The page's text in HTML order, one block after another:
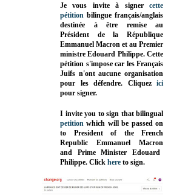
Je vous invite à signer cette
pétition bilingue français/anglais
destinée à être remise au
Président de la République
Emmanuel Macron et au Premier
ministre Edouard Philippe. Cette
pétition s'impose car les Français
Juifs n'ont aucune organisation
pour les défendre. Cliquez
ici
pour signer.
I invite you to sign that bilingual
petition which will be passed on
to President of the French
Republic Emmanuel Macron
and Prime Minister Edouard
Philippe. Click here to sign.